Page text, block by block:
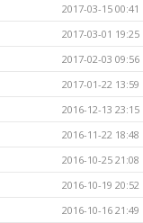
2017-03-15 00:41
2017-03-01 19:25
2017-02-03 09:56
2017-01-22 13:59
2016-12-13 23:15
2016-11-22 18:48
2016-10-25 21:08
2016-10-19 20:52
2016-10-16 21:49